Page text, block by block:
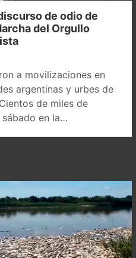
de odio de
del Orgullo
a movilizaciones en
argentinas y urbes de
de miles de
en la…